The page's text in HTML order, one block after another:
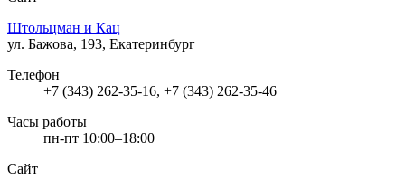
Штольцман и Кац
ул. Бажова, 193, Екатеринбург
Телефон
+7 (343) 262-35-16, +7 (343) 262-35-46
Часы работы
пн-пт 10:00–18:00
Сайт